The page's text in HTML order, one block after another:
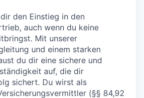
den Einstieg in den
auch wenn du keine
Mit unserer
und einem starken
du dir eine sichere und
auf, die dir
sichert. Du wirst als
(§§ 84,92